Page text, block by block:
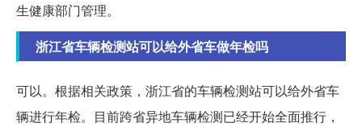
生健康部门管理。
浙江省车辆检测站可以给外省车做年检吗
可以。根据相关政策，浙江省的车辆检测站可以给外省车
辆进行年检。目前跨省异地车辆检测已经开始全面推行，